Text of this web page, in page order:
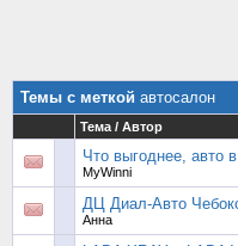
Темы с меткой автосалон
Тема / Автор
Что выгоднее, авто
MyWinni
ДЦ Диал-Авто
Анна